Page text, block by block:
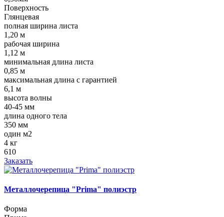
Поверхность
Глянцевая
полная ширина листа
1,20 м
рабочая ширина
1,12 м
минимальная длина листа
0,85 м
максимальная длина с гарантией
6,1 м
высота волны
40-45 мм
длина одного тела
350 мм
один м2
4 кг
610
Заказать
Металлочерепица "Prima" полиэстр
Форма